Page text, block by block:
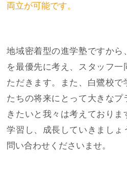
両立が可能です。
地域密着型の進学塾ですか
を最優先に考え、スタッフ
ただきます。また、白鷺校で
たちの将来にとって大きな
きたいと我々は考えており
学習し、成長していきまし
問い合わせくださいませ。